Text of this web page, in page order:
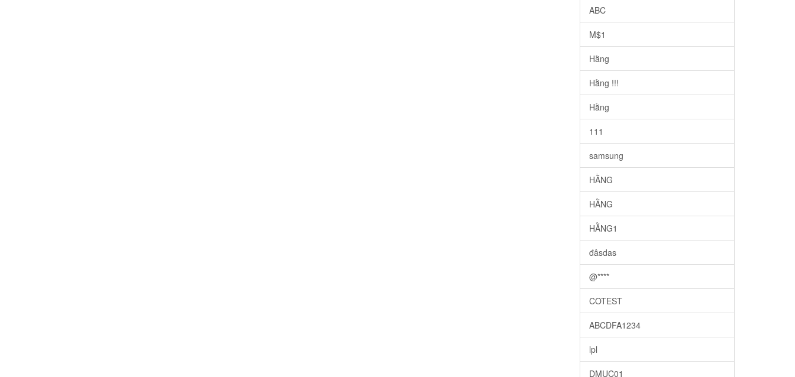
ABC
M$1
Hằng
Hằng !!!
Hằng
111
samsung
HẰNG
HẰNG
HẰNG1
đâsdas
@****
COTEST
ABCDFA1234
lpl
DMUC01